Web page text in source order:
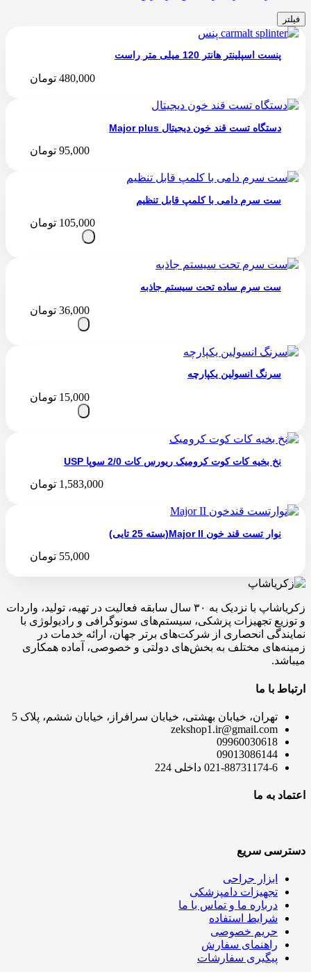
فیلتر
پنست اسپلینتر هانتر 120 میلی متر راست
480,000 تومان
دستگاه تست قند خون دیجیتال Major plus
95,000 تومان
ست سرم دامی با کلمپ قابل تنظیم
105,000 تومان
ست سرم ساده تحت سیستم جاذبه
36,000 تومان
سرنگ انسولین یکپارچه
15,000 تومان
نخ بخیه کات کوت کرومیک ریورس کات 2/0 سوپا USP
1,583,000 تومان
نوار تست قند خون Major II(بسته 25 تایی)
55,000 تومان
زکریاشاپ با نزدیک به ۳۰ سال سابقه فعالیت در تهیه، تولید، واردات
و توزیع تجهیزات پزشکی، سیستم‌های سونوگرافی و رادیولوژی با
نمایندگی انحصاری از شرکت‌های برتر جهان، ارائه خدمات در
زمینه‌های مختلف به بخش‌های دولتی و خصوصی، آماده همکاری
میباشد.
ارتباط با ما
تهران، خیابان بهشتی، خیابان سرافراز، خیابان ششم، پلاک 5
zekshop1.ir@gmail.com
09960030618
09013086144
021-88731174-6 داخلی 224
اعتماد به ما
دسترسی سریع
ابزار جراحی
تجهیزات دامپزشکی
درباره ما و تماس با ما
شرایط استفاده
حریم خصوصی
راهنمای سفارش
پیگیری سفارشات